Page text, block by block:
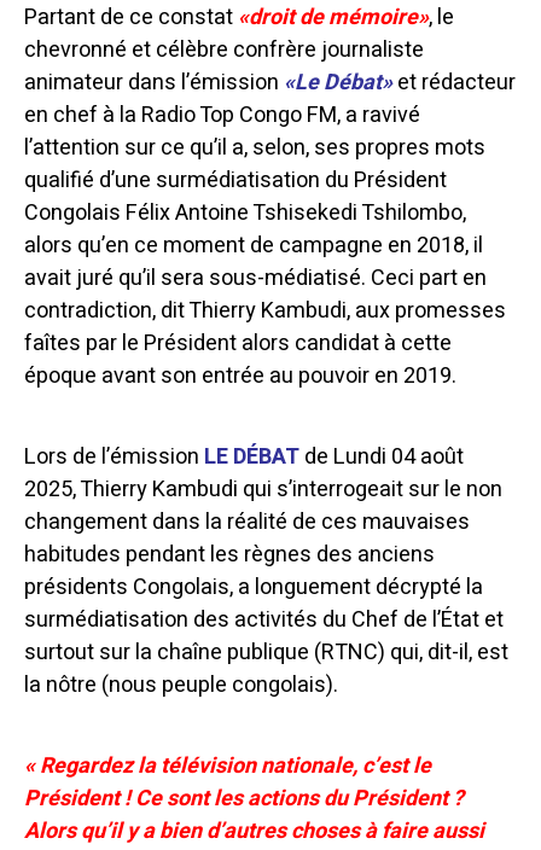
Partant de ce constat«droit de mémoire», le
chevronné et célèbre confrère journaliste
animateur dans l’émission «Le Débat»et rédacteur
en chef à la Radio Top Congo FM, a ravivé
l’attention sur ce qu’il a, selon, ses propres mots
qualifié d’une surmédiatisation du Président
Congolais Félix Antoine Tshisekedi Tshilombo,
alors qu’en ce moment de campagne en 2018, il
avait juré qu’il sera sous-médiatisé. Ceci part en
contradiction, dit Thierry Kambudi, aux promesses
faîtes par le Président alors candidat à cette
époque avant son entrée au pouvoir en 2019.
Lors de l’émission LE DÉBATde Lundi 04 août
2025, Thierry Kambudi qui s’interrogeait sur le non
changement dans la réalité de ces mauvaises
habitudes pendant les règnes des anciens
présidents Congolais, a longuement décrypté la
surmédiatisation des activités du Chef de l’État et
surtout sur la chaîne publique (RTNC) qui, dit-il, est
la nôtre (nous peuple congolais).
« Regardez la télévision nationale, c’est le
Président ! Ce sont les actions du Président ?
Alors qu’il y a bien d’autres choses à faire aussi